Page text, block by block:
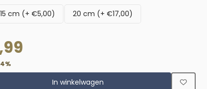
15 cm (+ €5,00) 20 cm (+ €17,00)
%
In winkelwagen